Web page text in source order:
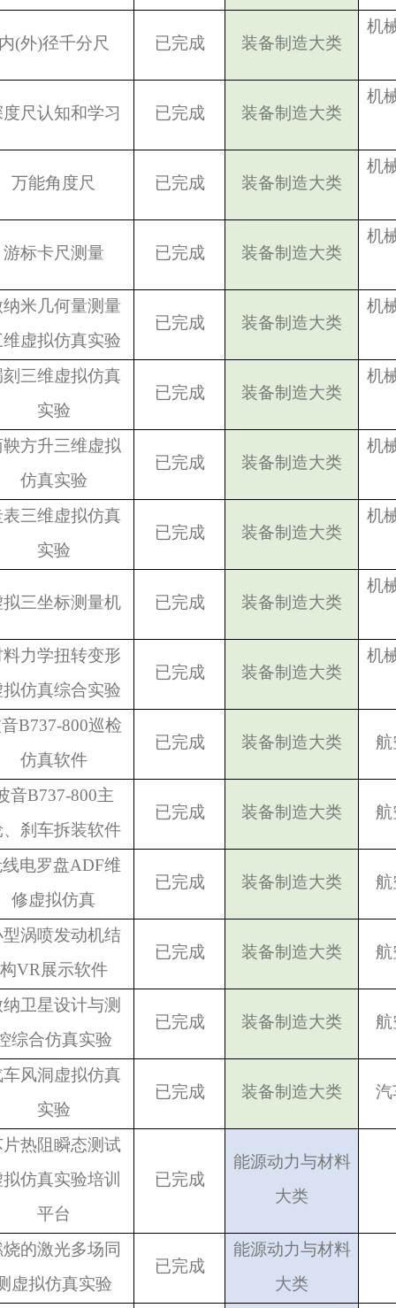
(外)径千分尺 已完成 装备制造大类
机
尺认知和学习 已完成 装备制造大类
机
万能角度尺 已完成 装备制造大类
机
游标卡尺测量 已完成 装备制造大类
机
米几何量测量
虚拟仿真实验
已完成 装备制造大类
机
三维虚拟仿真
实验
已完成 装备制造大类
机
方升三维虚拟
仿真实验
已完成 装备制造大类
机
三维虚拟仿真
实验
已完成 装备制造大类
机
三坐标测量机 已完成 装备制造大类
机
力学扭转变形
仿真综合实验
已完成 装备制造大类
机
B737-800巡检
仿真软件
已完成 装备制造大类 航
音B737-800主
刹车拆装软件
已完成 装备制造大类 航
电罗盘ADF维
修虚拟仿真
已完成 装备制造大类 航
涡喷发动机结
构VR展示软件
已完成 装备制造大类 航
卫星设计与测
综合仿真实验
已完成 装备制造大类 航
风洞虚拟仿真
实验
已完成 装备制造大类 汽
热阻瞬态测试
仿真实验培训
平台
已完成
能源动力与材料
大类
的激光多场同
虚拟仿真实验
已完成
能源动力与材料
大类